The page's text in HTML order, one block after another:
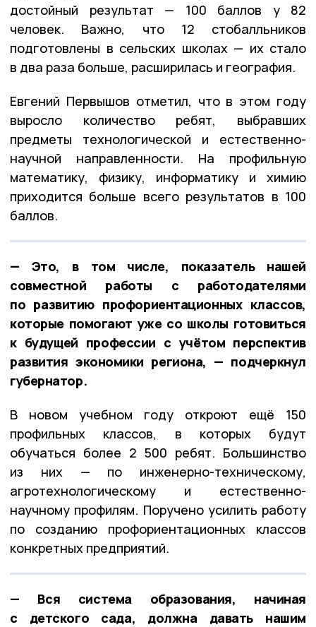
достойный результат — 100 баллов у 82
человек. Важно, что 12 стобалльников
подготовлены в сельских школах — их стало
в два раза больше, расширилась и география.
Евгений Первышов отметил, что в этом году
выросло количество ребят, выбравших
предметы технологической и естественно-
научной направленности. На профильную
математику, физику, информатику и химию
приходится больше всего результатов в 100
баллов.
— Это, в том числе, показатель нашей
совместной работы с работодателями
по развитию профориентационных классов,
которые помогают уже со школы готовиться
к будущей профессии с учётом перспектив
развития экономики региона, — подчеркнул
губернатор.
В новом учебном году откроют ещё 150
профильных классов, в которых будут
обучаться более 2 500 ребят. Большинство
из них — по инженерно-техническому,
агротехнологическому и естественно-
научному профилям. Поручено усилить работу
по созданию профориентационных классов
конкретных предприятий.
— Вся система образования, начиная
с детского сада, должна давать нашим